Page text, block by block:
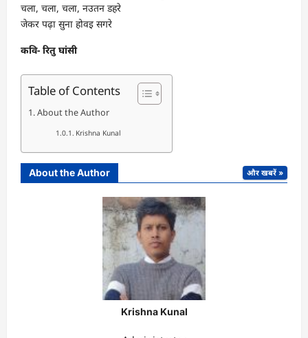
चला, चला, चला, नउतन डहरे
जेकर पढ़ा सुना होवइ सगरे
कवि- रितु घांसी
Table of Contents
About the Author
Krishna Kunal
About the Author और खबरें »
Krishna Kunal